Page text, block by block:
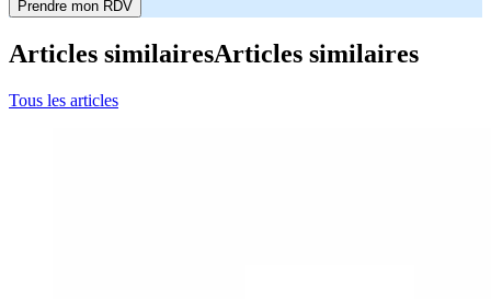
Prendre mon RDV
Articles similairesArticles similaires
Tous les articles